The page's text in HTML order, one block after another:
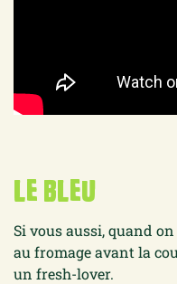
le bleu
Si vous aussi, quand
au fromage avant la
un fresh-lover.